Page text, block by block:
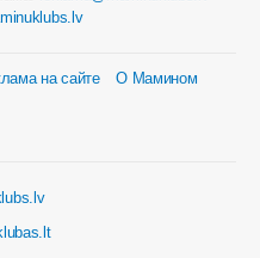
на сайте
О Мамином